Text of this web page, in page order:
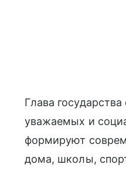
Глава
уважаемых и
формируют
дома, школы,